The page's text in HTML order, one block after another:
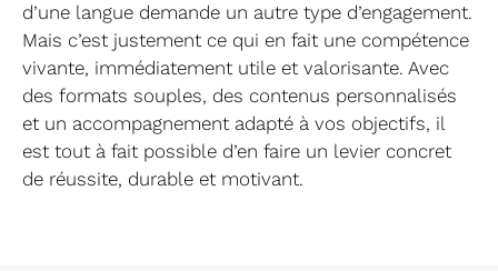
d’une langue demande un autre type d’engagement.
Mais c’est justement ce qui en fait une compétence
vivante, immédiatement utile et valorisante. Avec
des formats souples, des contenus personnalisés
et un accompagnement adapté à vos objectifs, il
est tout à fait possible d’en faire un levier concret
de réussite, durable et motivant.